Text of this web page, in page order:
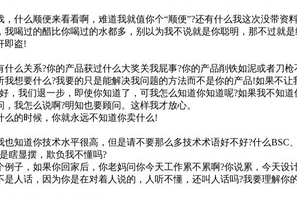
么顺便来看看啊，难道我就值你个“顺便”?还有什么我这次没带资
过的醋比你喝过的水都多，别以为我不说就是你聪明，那不过就是
即盗!
关系?你的产品获过什么大奖关我屁事?你的产品削铁如泥或者刀枪
要什么?我要的只是能解决我问题的方法而不是你的产品!如果不让
我们退一步，即使你知道了，可我怎么知道你知道呢?如果我不知
我怎么说啊?明知也要顾问。这样我才放心。
的时候，你就永远不知道你卖什么!
道你技术水平很高，但是请不要那么多技术术语好不好?什么BSC
瞎显摆，欺负我不懂吗?
，如果你回家后，你老妈问你今天工作累不累啊?你说累，今天设
话，因为你是在对着人说的，人听不懂，还叫人话吗?我要理解你